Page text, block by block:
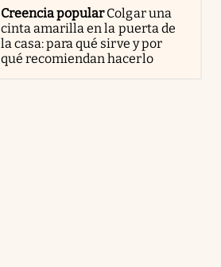
Creencia popularColgar una
cinta amarilla en la puerta de
la casa: para qué sirve y por
qué recomiendan hacerlo